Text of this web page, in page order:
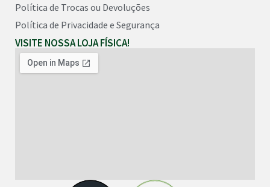
Política de Trocas ou Devoluções
Política de Privacidade e Segurança
VISITE NOSSA LOJA FÍSICA!